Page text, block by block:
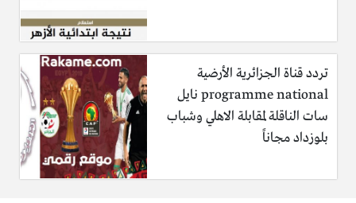
تردد قناة الجزائرية الأرضية
programme national نايل
سات الناقلة لمقابلة الاهلي وشباب
بلوزداد مجاناً